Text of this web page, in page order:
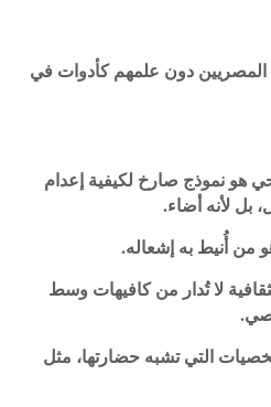
المصريين دون علمهم كأدوات في
هو نموذج صارخ لكيفية إعدام
بل لأنه أضاء.
من أُنيط به إشعاله.
لا تُدار من كافيهات وسط
التي تشبه حضارتها، مثل